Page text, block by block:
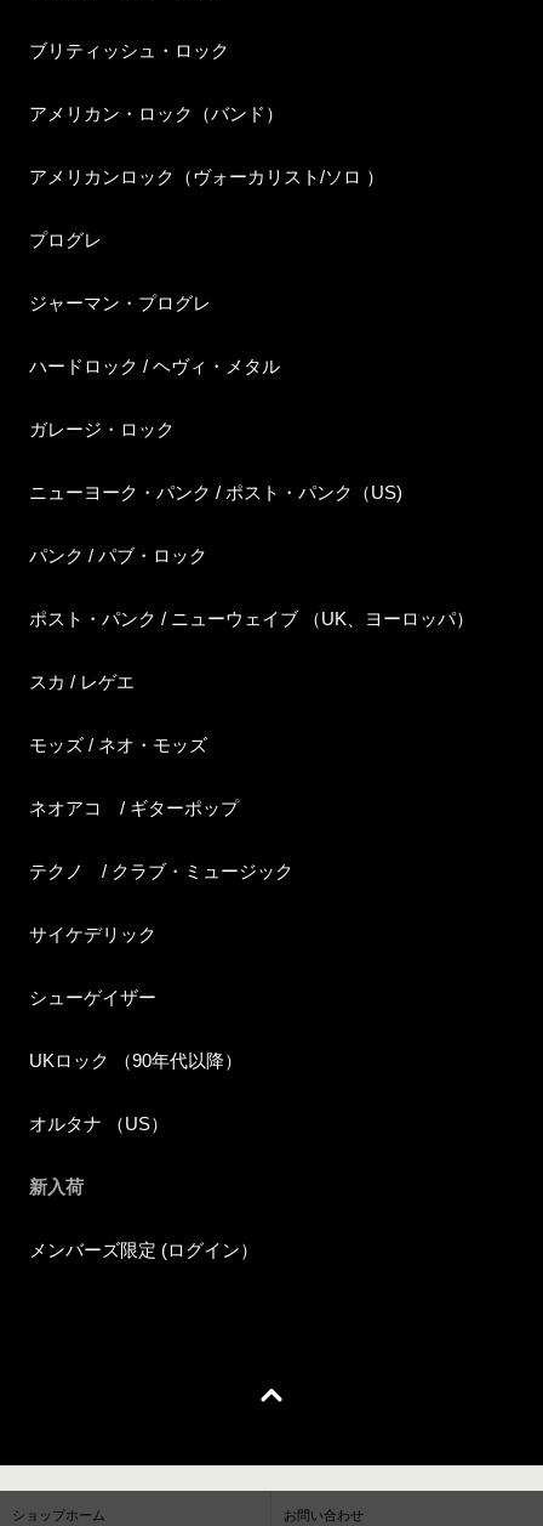
ブリティッシュ・ロック
アメリカン・ロック（バンド）
アメリカンロック（ヴォーカリスト/ソロ ）
プログレ
ジャーマン・プログレ
ハードロック / ヘヴィ・メタル
ガレージ・ロック
ニューヨーク・パンク / ポスト・パンク（US)
パンク / パブ・ロック
ポスト・パンク / ニューウェイブ （UK、ヨーロッパ）
スカ / レゲエ
モッズ / ネオ・モッズ
ネオアコ / ギターポップ
テクノ / クラブ・ミュージック
サイケデリック
シューゲイザー
UKロック （90年代以降）
オルタナ （US）
新入荷
メンバーズ限定 (ログイン）
ショップホーム お問い合わせ